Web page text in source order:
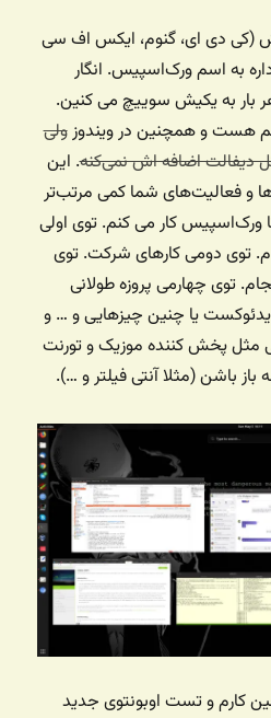
(کی دی ای، گنوم، ایکس اف سی
به اسم ورک‌اسپیس. انگار
بار به یکیش سوییچ می کنین.
هست و همچنین در ویندوزولی
دیفالت اضافه اش نمی‌کنه. این
و فعالیت‌های شما کمی مرتب‌تر
مثلا من معمولا با ۹ تا ورک‌اسپیس کار می کنم. توی اولی
توی دومی کارهای شرکت. توی
توی چهارمی پروزه طولانی
یا چنین چیزهایی و … و
مثل پخش کننده موزیک و تورنت
باشن (مثلا آنتی فیلتر و …).
کارم و تست اوبونتوی جدید